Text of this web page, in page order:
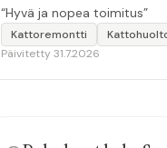
“Hyvä ja nopea toimitus”
Kattoremontti
Päivitetty 31.7.2026